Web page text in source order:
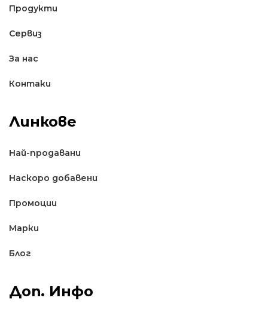
Продукти
Сервиз
За нас
Контаки
Линкове
Най-продавани
Наскоро добавени
Промоции
Марки
Блог
Доп. Инфо